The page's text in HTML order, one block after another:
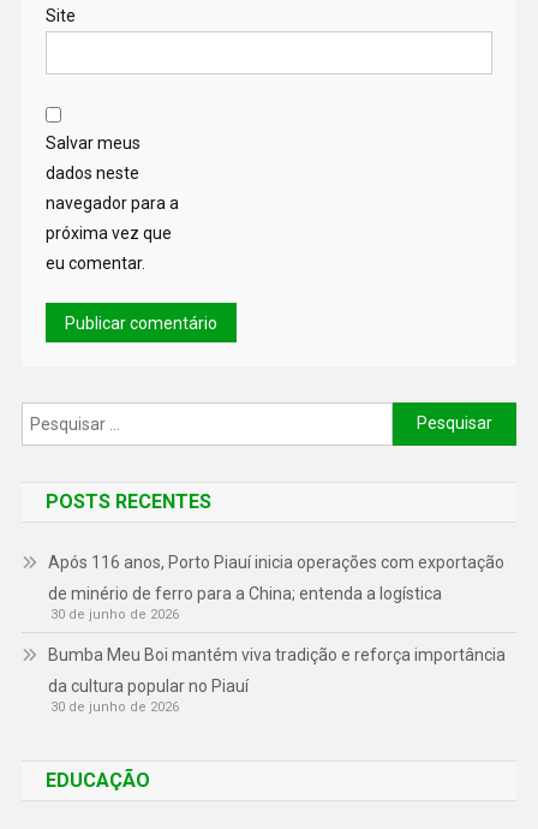
Site
Salvar meus
dados neste
navegador para a
próxima vez que
eu comentar.
POSTS RECENTES
Após 116 anos, Porto Piauí inicia operações com exportação
de minério de ferro para a China; entenda a logística
30 de junho de 2026
Bumba Meu Boi mantém viva tradição e reforça importância
da cultura popular no Piauí
30 de junho de 2026
EDUCAÇÃO